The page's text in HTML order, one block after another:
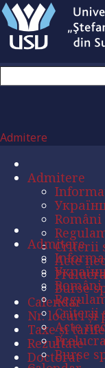
Admitere
Admitere
Criterii
Acte
Burse
Calendar
Nr. locuri și
Taxe și tarife
Rezultate
Doctorat
Admitere
Criterii
Acte
Burse